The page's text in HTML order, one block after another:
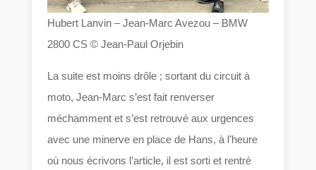
Hubert Lanvin – Jean-Marc Avezou – BMW
2800 CS © Jean-Paul Orjebin
La suite est moins drôle ; sortant du circuit à
moto, Jean-Marc s’est fait renverser
méchamment et s’est retrouvé aux urgences
avec une minerve en place de Hans, à l’heure
où nous écrivons l’article, il est sorti et rentré